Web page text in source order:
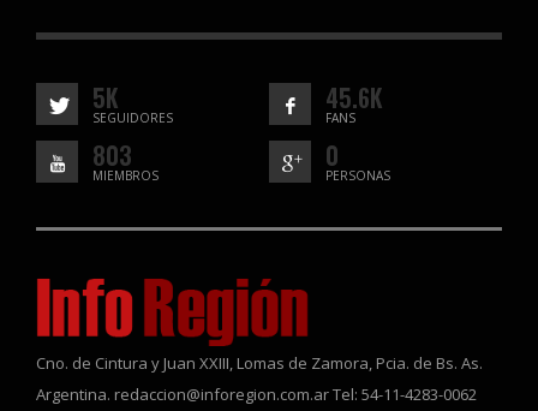
5K
SEGUIDORES
45.6K
FANS
803
MIEMBROS
0
PERSONAS
Cno. de Cintura y Juan XXIII, Lomas de Zamora, Pcia. de Bs. As.
Argentina. redaccion@inforegion.com.ar Tel: 54-11-4283-0062